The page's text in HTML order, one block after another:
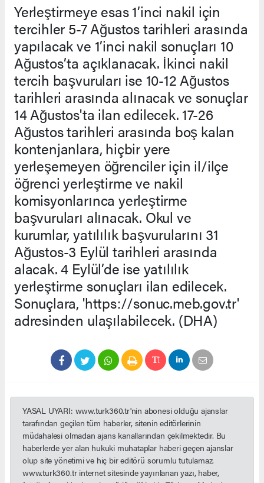
Yerleştirmeye esas 1’inci nakil için
tercihler 5-7 Ağustos tarihleri arasında
yapılacak ve 1’inci nakil sonuçları 10
Ağustos’ta açıklanacak. İkinci nakil
tercih başvuruları ise 10-12 Ağustos
tarihleri arasında alınacak ve sonuçlar
14 Ağustos'ta ilan edilecek. 17-26
Ağustos tarihleri arasında boş kalan
kontenjanlara, hiçbir yere
yerleşemeyen öğrenciler için il/ilçe
öğrenci yerleştirme ve nakil
komisyonlarınca yerleştirme
başvuruları alınacak. Okul ve
kurumlar, yatılılık başvurularını 31
Ağustos-3 Eylül tarihleri arasında
alacak. 4 Eylül’de ise yatılılık
yerleştirme sonuçları ilan edilecek.
Sonuçlara, 'https://sonuc.meb.gov.tr'
adresinden ulaşılabilecek. (DHA)
YASAL UYARI: www.turk360.tr'nin abonesi olduğu ajanslar
tarafından geçilen tüm haberler, sitenin editörlerinin
müdahalesi olmadan ajans kanallarından çekilmektedir. Bu
haberlerde yer alan hukuki muhataplar haberi geçen ajanslar
olup site yönetimi ve hiç bir editörü sorumlu tutulamaz.
www.turk360.tr internet sitesinde yayınlanan yazı, haber,